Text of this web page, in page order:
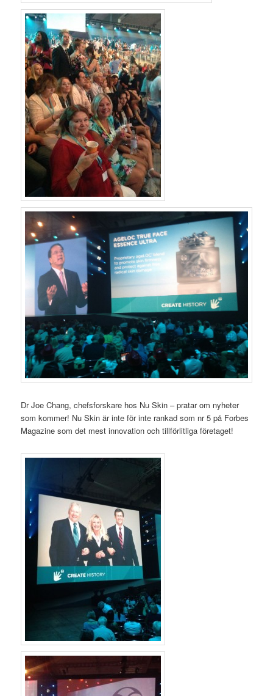
Dr Joe Chang, chefsforskare hos Nu Skin – pratar om nyheter
som kommer! Nu Skin är inte för inte rankad som nr 5 på Forbes
Magazine som det mest innovation och tillförlitliga företaget!